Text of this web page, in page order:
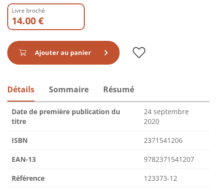
Livre broché
14.00 €
Ajouter au panier
Détails Sommaire Résumé
Date de première publication du
titre
24 septembre
2020
ISBN 2371541206
EAN-13 9782371541207
Référence 123373-12